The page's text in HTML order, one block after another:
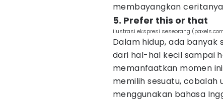
membayangkan
5. Prefer this or that
ilustrasi ekspresi seseorang
Dalam hidup, ada banyak
dari hal-hal kecil sampai
memanfaatkan momen
memilih sesuatu, cobalah
menggunakan bahasa